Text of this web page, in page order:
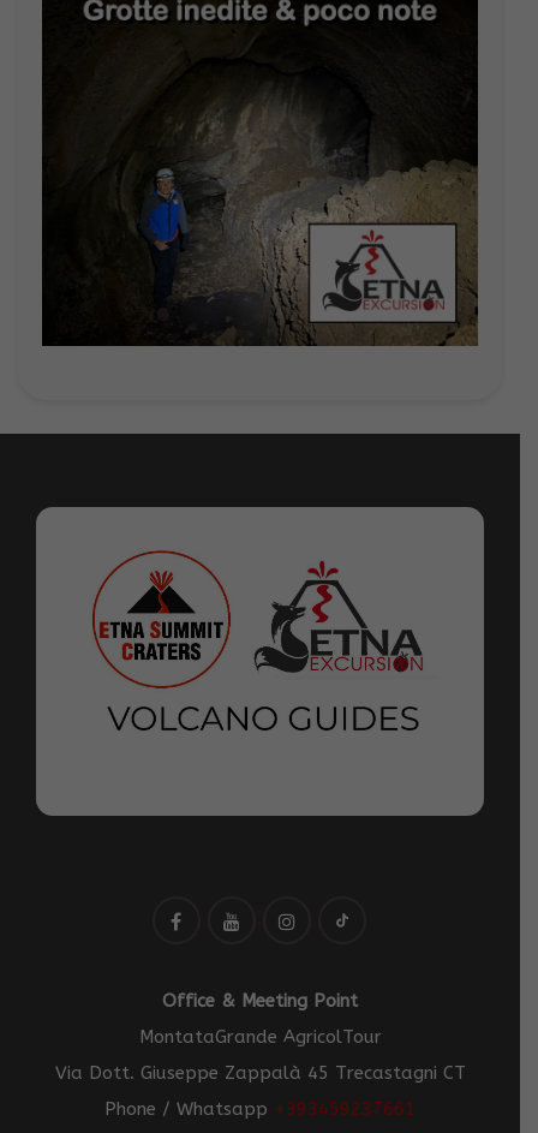
Office & Meeting Point
MontataGrande AgricolTour
Via Dott. Giuseppe Zappalà 45 Trecastagni CT
Phone / Whatsapp +393459237661